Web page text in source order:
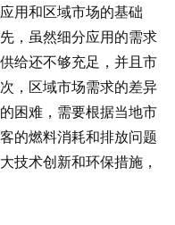
和区域市场的基础
，虽然细分应用的需求
给还不够充足，并且市
，区域市场需求的差异
困难，需要根据当地市
的燃料消耗和排放问题
技术创新和环保措施，